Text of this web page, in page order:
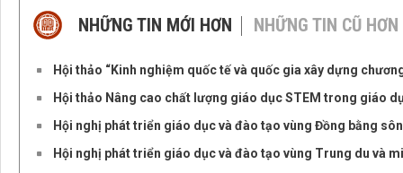
NHỮNG TIN MỚI HƠN NHỮNG TIN CŨ HƠN
Hội thảo “Kinh nghiệm quốc tế và quốc gia xây dựng
Hội thảo Nâng cao chất lượng giáo dục STEM trong giáo
Hội nghị phát triển giáo dục và đào tạo vùng Đồng bằng
Hội nghị phát triển giáo dục và đào tạo vùng Trung du và